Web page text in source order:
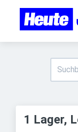
1 Lager,